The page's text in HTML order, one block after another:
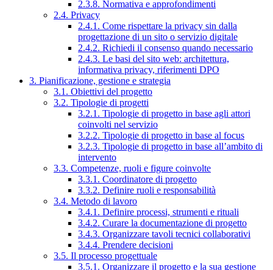
2.3.8. Normativa e approfondimenti
2.4. Privacy
2.4.1. Come rispettare la privacy sin dalla
progettazione di un sito o servizio digitale
2.4.2. Richiedi il consenso quando necessario
2.4.3. Le basi del sito web: architettura,
informativa privacy, riferimenti DPO
3. Pianificazione, gestione e strategia
3.1. Obiettivi del progetto
3.2. Tipologie di progetti
3.2.1. Tipologie di progetto in base agli attori
coinvolti nel servizio
3.2.2. Tipologie di progetto in base al focus
3.2.3. Tipologie di progetto in base all’ambito di
intervento
3.3. Competenze, ruoli e figure coinvolte
3.3.1. Coordinatore di progetto
3.3.2. Definire ruoli e responsabilità
3.4. Metodo di lavoro
3.4.1. Definire processi, strumenti e rituali
3.4.2. Curare la documentazione di progetto
3.4.3. Organizzare tavoli tecnici collaborativi
3.4.4. Prendere decisioni
3.5. Il processo progettuale
3.5.1. Organizzare il progetto e la sua gestione